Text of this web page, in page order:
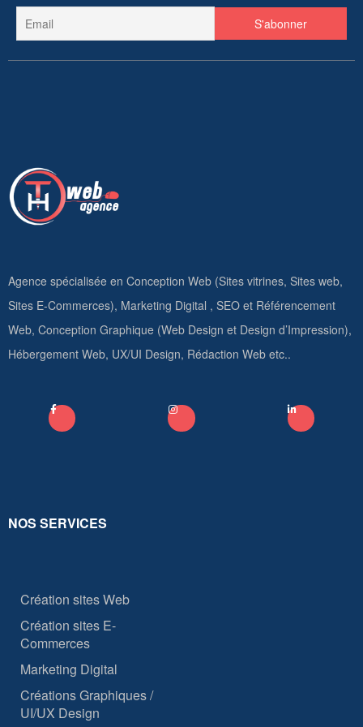
Agence spécialisée en Conception Web (Sites vitrines, Sites web,
Sites E-Commerces), Marketing Digital , SEO et Référencement
Web, Conception Graphique (Web Design et Design d’Impression),
Hébergement Web, UX/UI Design, Rédaction Web etc..
NOS SERVICES
Création sites Web
Création sites E-
Commerces
Marketing Digital
Créations Graphiques /
UI/UX Design